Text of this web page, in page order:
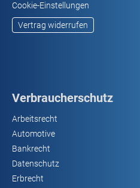
Cookie-Einstellungen
Vertrag widerrufen
Verbraucherschutz
Arbeitsrecht
Automotive
Bankrecht
Datenschutz
Erbrecht